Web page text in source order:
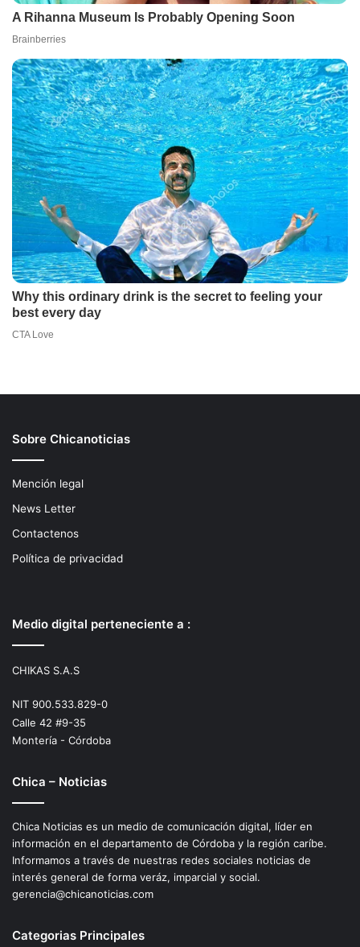
Sobre Chicanoticias
Mención legal
News Letter
Contactenos
Política de privacidad
Medio digital perteneciente a :
CHIKAS S.A.S
NIT 900.533.829-0
Calle 42 #9-35
Montería - Córdoba
Chica – Noticias
Chica Noticias es un medio de comunicación digital, líder en
información en el departamento de Córdoba y la región caríbe.
Informamos a través de nuestras redes sociales noticias de
interés general de forma veráz, imparcial y social.
gerencia@chicanoticias.com
Categorias Principales